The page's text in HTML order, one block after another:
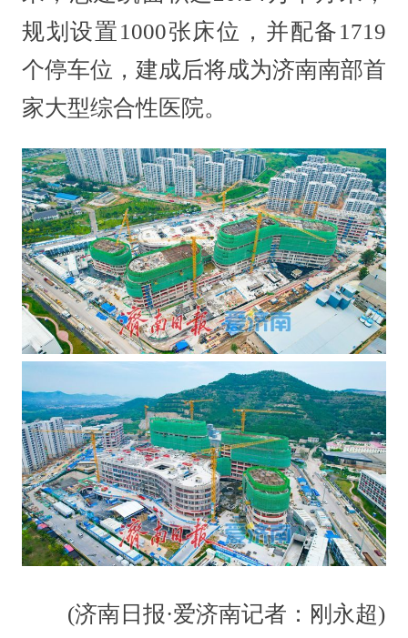
规划设置1000张床位，并配备1719
个停车位，建成后将成为济南南部首
家大型综合性医院。
(济南日报·爱济南记者：刚永超)